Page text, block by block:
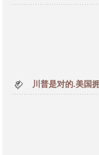
川普是对的.美国